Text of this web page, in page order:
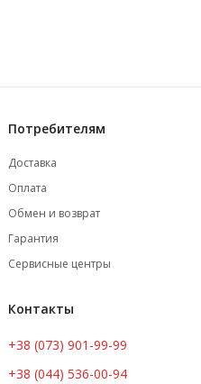
Потребителям
Доставка
Оплата
Обмен и возврат
Гарантия
Сервисные центры
Контакты
+38 (073) 901-99-99
+38 (044) 536-00-94